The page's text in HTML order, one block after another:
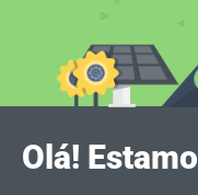
Olá!